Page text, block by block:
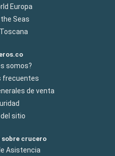
Europa
Seas
somos?
frecuentes
de venta
sitio
crucero
Asistencia